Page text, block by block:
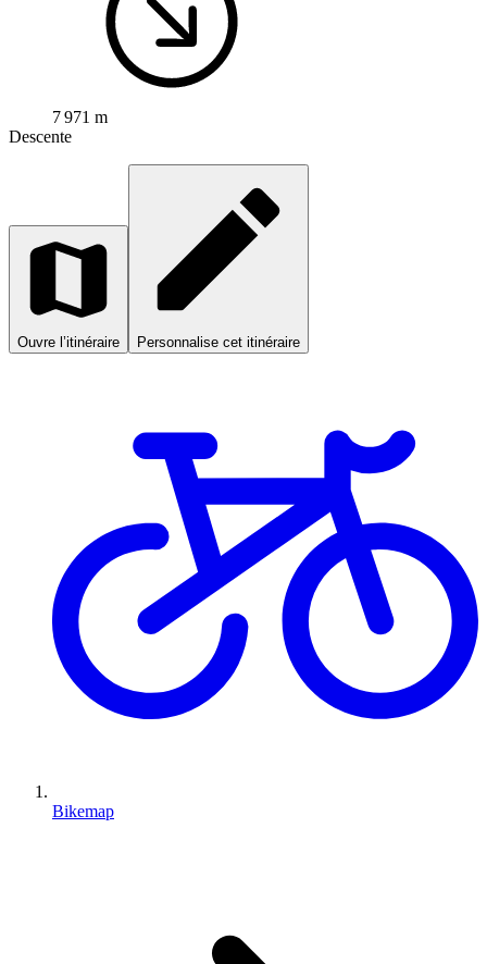
7 971 m
Descente
Ouvre l’itinéraire Personnalise cet itinéraire
Bikemap